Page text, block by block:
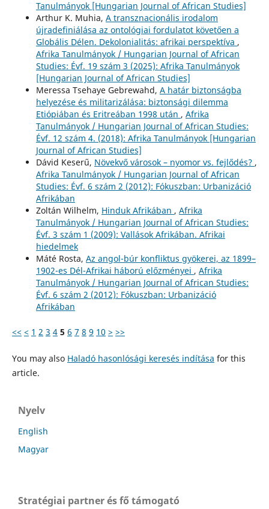
Tanulmányok [Hungarian Journal of African Studies]
Arthur K. Muhia, A transznacionális irodalom
újradefiniálása az ontológiai fordulatot követően a
Globális Délen. Dekolonialitás: afrikai perspektíva ,
Afrika Tanulmányok / Hungarian Journal of African
Studies: Évf. 19 szám 3 (2025): Afrika Tanulmányok
[Hungarian Journal of African Studies]
Meressa Tsehaye Gebrewahd, A határ biztonságba
helyezése és militarizálása: biztonsági dilemma
Etiópiában és Eritreában 1998 után , Afrika
Tanulmányok / Hungarian Journal of African Studies:
Évf. 12 szám 4. (2018): Afrika Tanulmányok [Hungarian
Journal of African Studies]
Dávid Keserű, Növekvő városok – nyomor vs. fejlődés? ,
Afrika Tanulmányok / Hungarian Journal of African
Studies: Évf. 6 szám 2 (2012): Fókuszban: Urbanizáció
Afrikában
Zoltán Wilhelm, Hinduk Afrikában , Afrika
Tanulmányok / Hungarian Journal of African Studies:
Évf. 3 szám 1 (2009): Vallások Afrikában. Afrikai
hiedelmek
Máté Rosta, Az angol-búr konfliktus gyökerei, az 1899–
1902-es Dél-Afrikai háború előzményei , Afrika
Tanulmányok / Hungarian Journal of African Studies:
Évf. 6 szám 2 (2012): Fókuszban: Urbanizáció
Afrikában
<< < 1 2 3 4 5 6 7 8 9 10 > >>
You may also Haladó hasonlósági keresés indítása for this
article.
Nyelv
English
Magyar
Stratégiai partner és fő támogató